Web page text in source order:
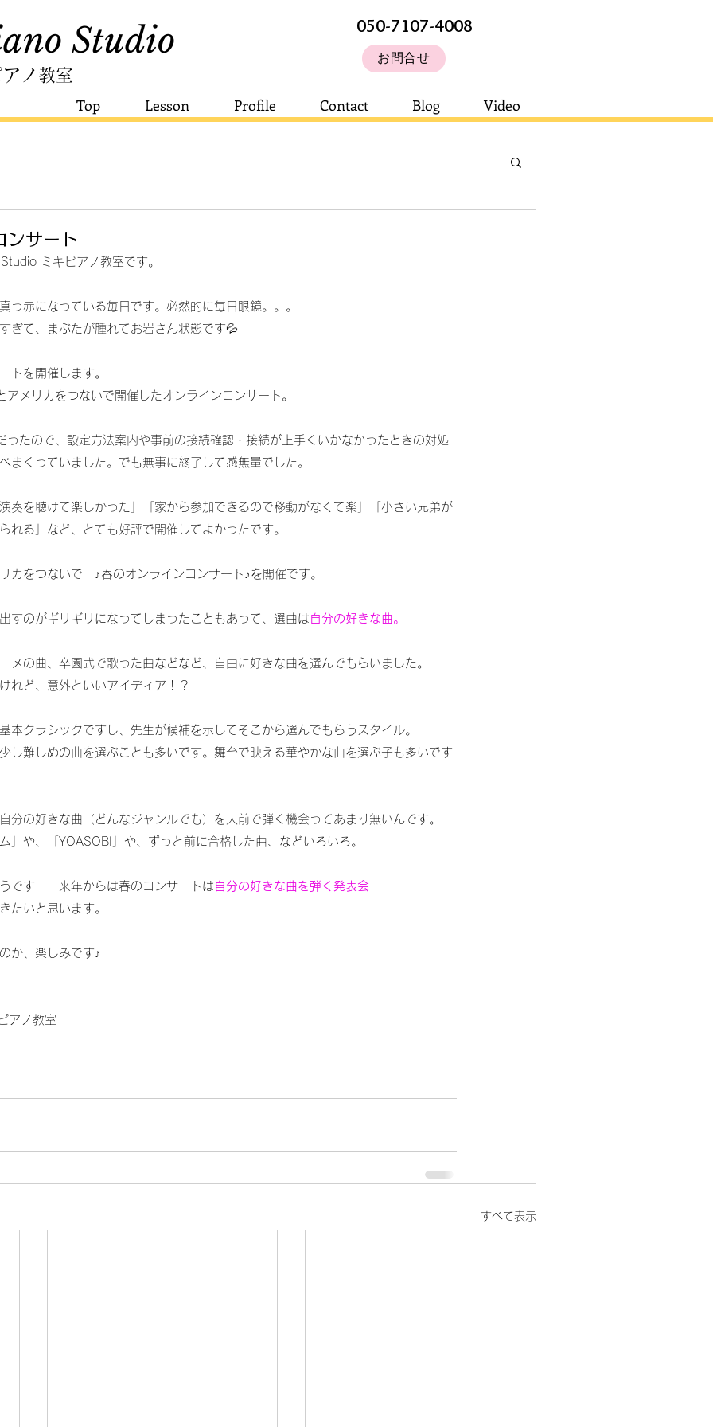
Studio​
ノ教室
050-7107-4008
お問合せ
Top Lesson Profile Contact Blog Video
ンサート
ミキピアノ教室です。
っ赤になっている毎日です。必然的に毎日眼鏡。。。
ぎて、まぶたが腫れてお岩さん状態です💦
トを開催します。
メリカをつないで開催したオンラインコンサート。
ったので、設定方法案内や事前の接続確認・接続が上手くいかなかったときの対処
まくっていました。でも無事に終了して感無量でした。
奏を聴けて楽しかった」「家から参加できるので移動がなくて楽」「小さい兄弟が
れる」など、とても好評で開催してよかったです。
カをつないで　♪春のオンラインコンサート♪を開催です。
すのがギリギリになってしまったこともあって、選曲は 自分の好きな曲。
メの曲、卒園式で歌った曲などなど、自由に好きな曲を選んでもらいました。
れど、意外といいアイディア！？
本クラシックですし、先生が候補を示してそこから選んでもらうスタイル。
し難しめの曲を選ぶことも多いです。舞台で映える華やかな曲を選ぶ子も多いです
分の好きな曲（どんなジャンルでも）を人前で弾く機会ってあまり無いんです。
」や、「YOASOBI」や、ずっと前に合格した曲、などいろいろ。
です！　来年からは春のコンサートは自分の好きな曲を弾く発表会
たいと思います。
か、楽しみです♪
アノ教室
すべて表示